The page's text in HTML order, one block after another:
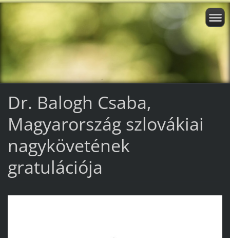
Dr. Balogh Csaba,
Magyarország szlovákiai
nagykövetének
gratulációja